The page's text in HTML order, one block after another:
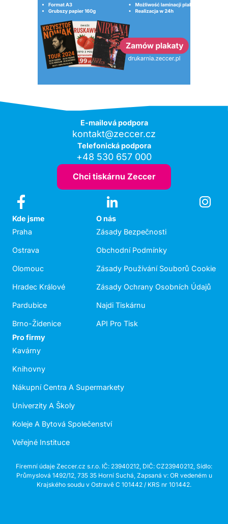
E-mailová podpora
kontakt@zeccer.cz
Telefonická podpora
+48 530 657 000
Chci tiskárnu Zeccer
Kde jsme
Praha
Ostrava
Olomouc
Hradec Králové
Pardubice
Brno-Židenice
O nás
Zásady Bezpečnosti
Obchodní Podmínky
Zásady Používání Souborů Cookie
Zásady Ochrany Osobních Údajů
Najdi Tiskárnu
API Pro Tisk
Pro firmy
Kavárny
Knihovny
Nákupní Centra A Supermarkety
Univerzity A Školy
Koleje A Bytová Společenství
Veřejné Instituce
Firemní údaje Zeccer.cz s.r.o. IČ: 23940212, DIČ: CZ23940212, Sídlo:
Průmyslová 1492/12, 735 35 Horní Suchá, Zapsaná v: OR vedeném u
Krajského soudu v Ostravě C 101442 / KRS nr 101442.